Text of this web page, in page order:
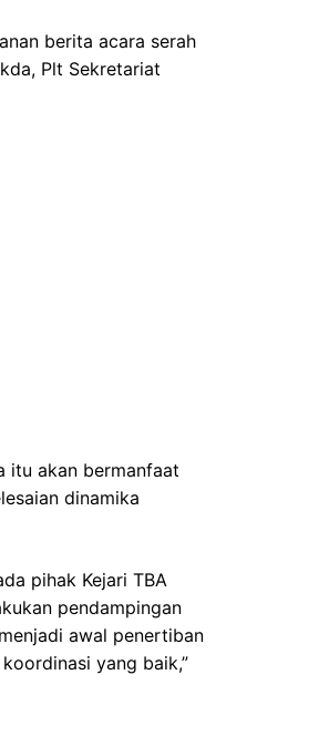
berita acara serah
Plt Sekretariat
itu akan bermanfaat
dinamika
pihak Kejari TBA
pendampingan
awal penertiban
yang baik,”